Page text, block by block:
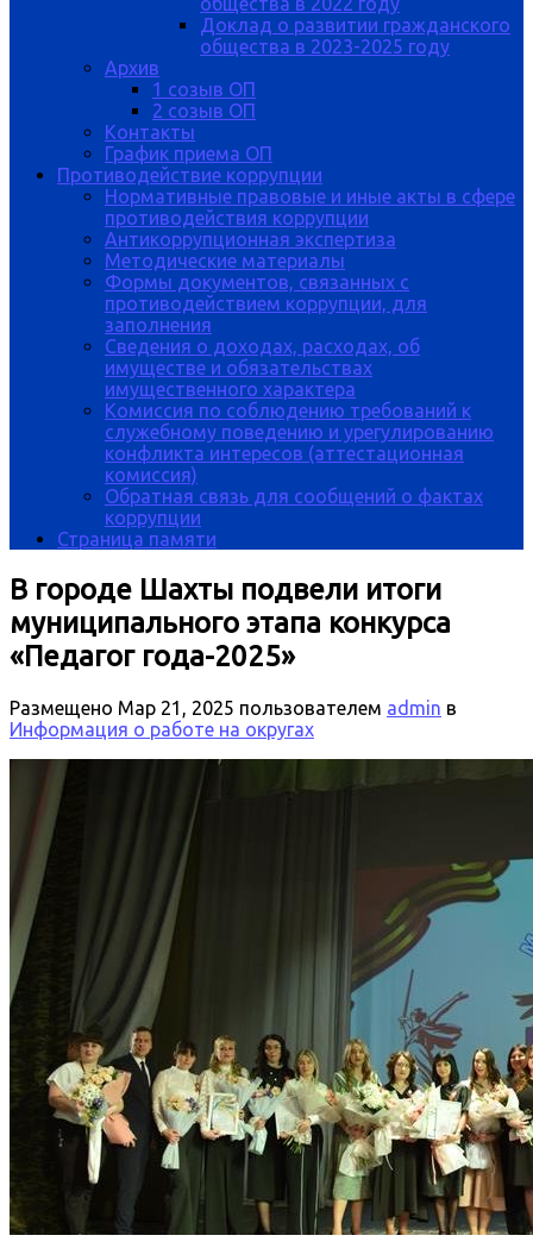
Доклад о развитии гражданского
общества в 2023-2025 году
Архив
1 созыв ОП
2 созыв ОП
Контакты
График приема ОП
Противодействие коррупции
Нормативные правовые и иные акты в сфере
противодействия коррупции
Антикоррупционная экспертиза
Методические материалы
Формы документов, связанных с
противодействием коррупции, для
заполнения
Сведения о доходах, расходах, об
имуществе и обязательствах
имущественного характера
Комиссия по соблюдению требований к
служебному поведению и урегулированию
конфликта интересов (аттестационная
комиссия)
Обратная связь для сообщений о фактах
коррупции
Страница памяти
В городе Шахты подвели итоги
муниципального этапа конкурса
«Педагог года-2025»
Размещено Мар 21, 2025 пользователем admin в
Информация о работе на округах